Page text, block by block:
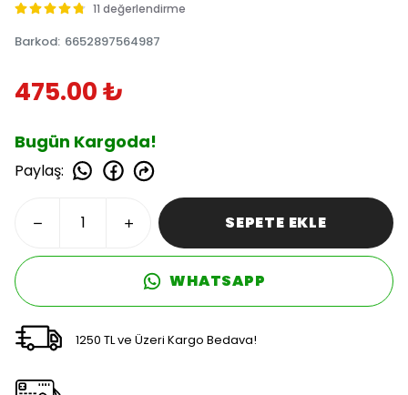
11 değerlendirme
Barkod: 6652897564987
475.00 ₺
Bugün Kargoda!
Paylaş:
SEPETE EKLE
WHATSAPP
1250 TL ve Üzeri Kargo Bedava!